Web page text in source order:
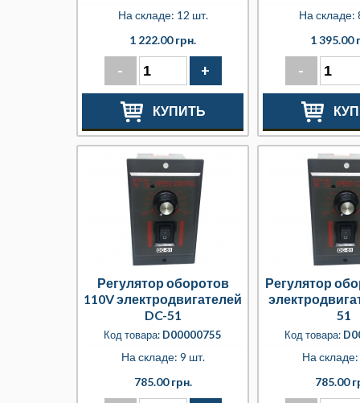
На складе: 12 шт.
1 222.00 грн.
- +
КУПИТЬ
“TDA1085
На складе:
1 395.00
-
Регулятор оборотов
110V электродвигателей
DC-51
Код товара: D00000755
На складе: 9 шт.
785.00 грн.
Регулятор
51
Код товара:
На
785.00